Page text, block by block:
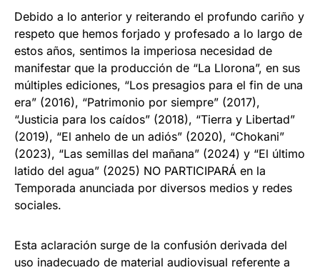
Debido a lo anterior y reiterando el profundo cariño y
respeto que hemos forjado y profesado a lo largo de
estos años, sentimos la imperiosa necesidad de
manifestar que la producción de “La Llorona”, en sus
múltiples ediciones, “Los presagios para el fin de una
era” (2016), “Patrimonio por siempre” (2017),
“Justicia para los caídos” (2018), “Tierra y Libertad”
(2019), “El anhelo de un adiós” (2020), “Chokani”
(2023), “Las semillas del mañana” (2024) y “El último
latido del agua” (2025) NO PARTICIPARÁ en la
Temporada anunciada por diversos medios y redes
sociales.
Esta aclaración surge de la confusión derivada del
uso inadecuado de material audiovisual referente a